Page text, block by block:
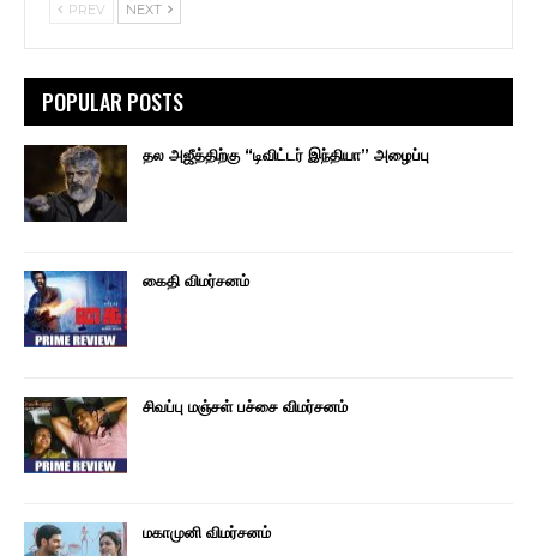
PREV NEXT
POPULAR POSTS
தல அஜீத்திற்கு “டிவிட்டர் இந்தியா” அழைப்பு
கைதி விமர்சனம்
சிவப்பு மஞ்சள் பச்சை விமர்சனம்
மகாமுனி விமர்சனம்